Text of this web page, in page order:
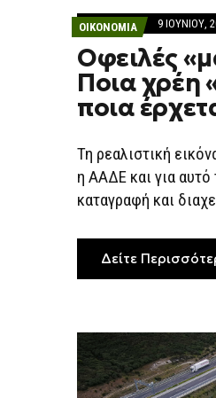
ΟΙΚΟΝΟΜΙΑ 9 ΙΟΥΝΊΟΥ,
Οφειλές
Ποια χρέη
ποια
Τη ρεαλιστική
η ΑΑΔΕ και για
καταγραφή και
Δείτε